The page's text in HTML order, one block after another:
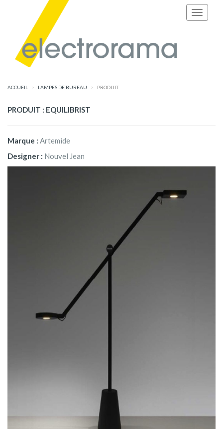
ACCUEIL LAMPES DE BUREAU PRODUIT
PRODUIT : EQUILIBRIST
Marque : Artemide
Designer : Nouvel Jean